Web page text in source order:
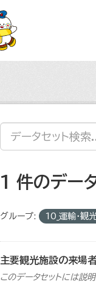
1 件のデー
グループ: 10_運輸・観
主要観光施設の来場
このデータセットには説